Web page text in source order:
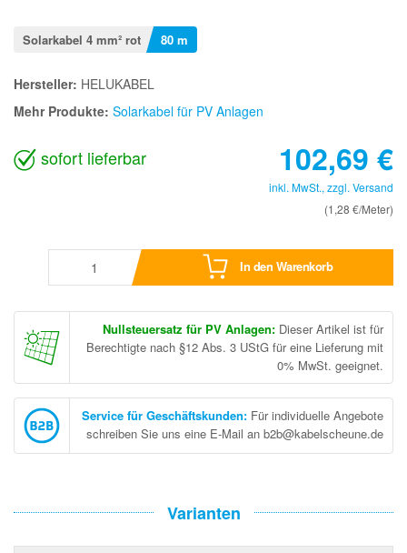
Solarkabel 4 mm² rot 80 m
Hersteller: HELUKABEL
Mehr Produkte: Solarkabel für PV Anlagen
sofort lieferbar 102,69 €
inkl. MwSt., zzgl. Versand
(1,28 €/Meter)
In den Warenkorb
Nullsteuersatz für PV Anlagen: Dieser Artikel ist für
Berechtigte nach §12 Abs. 3 UStG für eine Lieferung mit
0% MwSt. geeignet.
Service für Geschäftskunden: Für individuelle Angebote
schreiben Sie uns eine E-Mail an b2b@kabelscheune.de
Varianten